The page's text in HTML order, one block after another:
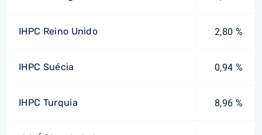
IHPC Reino Unido 2,80 %
IHPC Suécia 0,94 %
IHPC Turquia 8,96 %